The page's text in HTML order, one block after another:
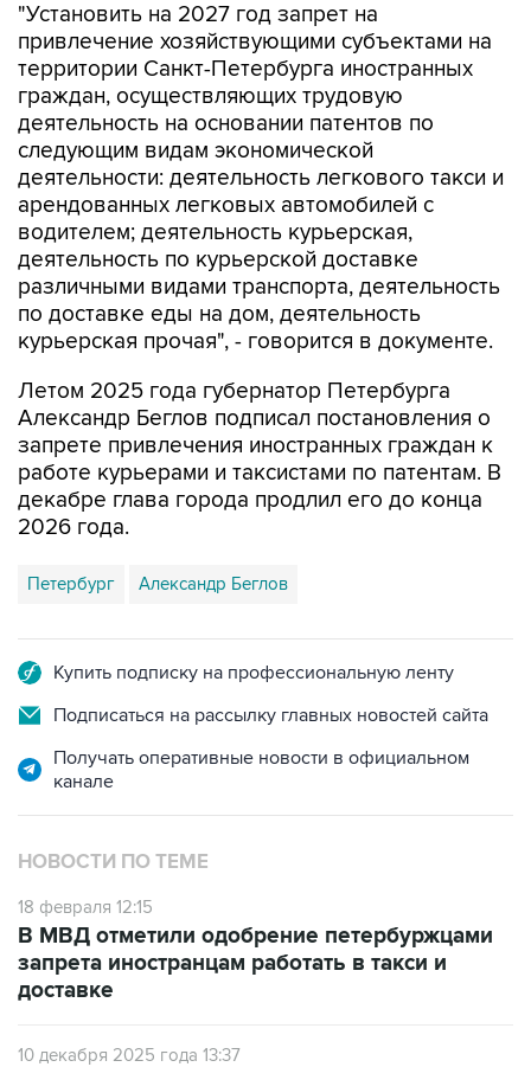
"Установить на 2027 год запрет на
привлечение хозяйствующими субъектами на
территории Санкт-Петербурга иностранных
граждан, осуществляющих трудовую
деятельность на основании патентов по
следующим видам экономической
деятельности: деятельность легкового такси и
арендованных легковых автомобилей с
водителем; деятельность курьерская,
деятельность по курьерской доставке
различными видами транспорта, деятельность
по доставке еды на дом, деятельность
курьерская прочая", - говорится в документе.
Летом 2025 года губернатор Петербурга
Александр Беглов подписал постановления о
запрете привлечения иностранных граждан к
работе курьерами и таксистами по патентам. В
декабре глава города продлил его до конца
2026 года.
Петербург Александр Беглов
Купить подписку на профессиональную ленту
Подписаться на рассылку главных новостей сайта
Получать оперативные новости в официальном
канале
НОВОСТИ ПО ТЕМЕ
18 февраля 12:15
В МВД отметили одобрение петербуржцами
запрета иностранцам работать в такси и
доставке
10 декабря 2025 года 13:37